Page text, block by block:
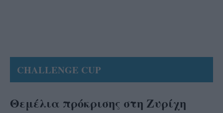
CHALLENGE CUP
Θεμέλια πρόκρισης στη Ζυρίχη